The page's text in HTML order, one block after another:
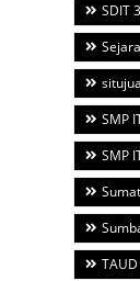
SDIT
SMP
SMP